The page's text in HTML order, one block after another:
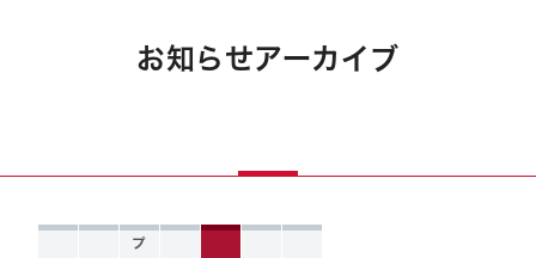
お知らせアーカイブ
プ